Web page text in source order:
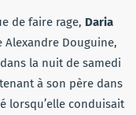
de faire rage, Daria
Alexandre Douguine,
la nuit de samedi
à son père dans
lorsqu’elle conduisait